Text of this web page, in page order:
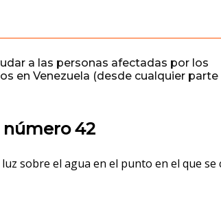
a las personas afectadas por los
en Venezuela (desde cualquier parte
número 42
sobre el agua en el punto en el que se